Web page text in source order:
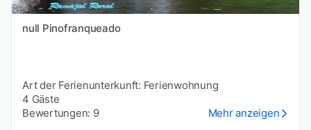
null Pinofranqueado
Art der Ferienunterkunft: Ferienwohnung
4 Gäste
Bewertungen: 9
Mehr anzeigen